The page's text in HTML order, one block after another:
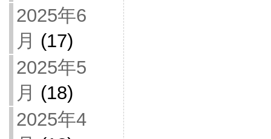
2025年6
月 (17)
2025年5
月 (18)
2025年4